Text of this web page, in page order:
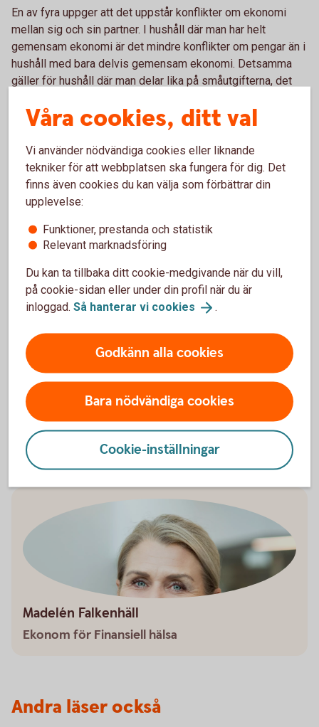
En av fyra uppger att det uppstår konflikter om ekonomi
mellan sig och sin partner. I hushåll där man har helt
gemensam ekonomi är det mindre konflikter om pengar än i
hushåll med bara delvis gemensam ekonomi. Detsamma
gäller för hushåll där man delar lika på småutgifterna, det
presenter till kalas. Just småutgifter är annars något som
kvinnor uppger att de i större utsträckning än männen
betalar mer av.
– Försök att även dela på alla småutgifterna, man kan till
exempel ha ett gemensamt konto med varsitt kort till som
man använder till den här typen av inköp. På så sätt kan man
slippa onödigt tjat och konflikter om pengar hemma, säger
Madelén Falkenhäll.
Det finns både verktyg och knep för att få bättre koll
på sin ekonomi.
Checklista - Ta kontroll över ekonomin (pdf)
Utgiftskollen - ett digitaltverktyg
Madelén Falkenhäll
Ekonom för Finansiell hälsa
Andra läser också
Våra cookies, ditt val
Vi använder nödvändiga cookies eller liknande
tekniker för att webbplatsen ska fungera för dig. Det
finns även cookies du kan välja som förbättrar din
upplevelse:
Funktioner, prestanda och statistik
Relevant marknadsföring
Du kan ta tillbaka ditt cookie-medgivande när du vill,
på cookie-sidan eller under din profil när du är
inloggad. Så hanterar vi cookies .
Godkänn alla cookies
Bara nödvändiga cookies
Cookie-inställningar